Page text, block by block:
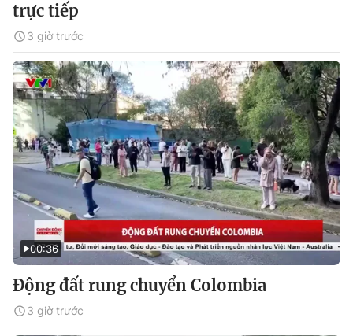
trực tiếp
3 giờ trước
00:36
Động đất rung chuyển Colombia
3 giờ trước